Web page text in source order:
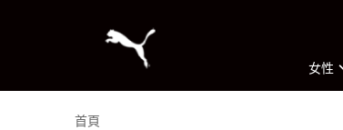
女性
首頁